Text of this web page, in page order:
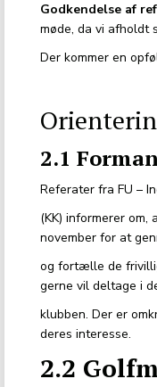
Godkendelse af
møde, da vi afholdt
Der kommer en
2.1
Referater fra FU –
(KK) informerer om,
november for at
og fortælle de
gerne vil deltage i
klubben. Der er
deres interesse.
2.2